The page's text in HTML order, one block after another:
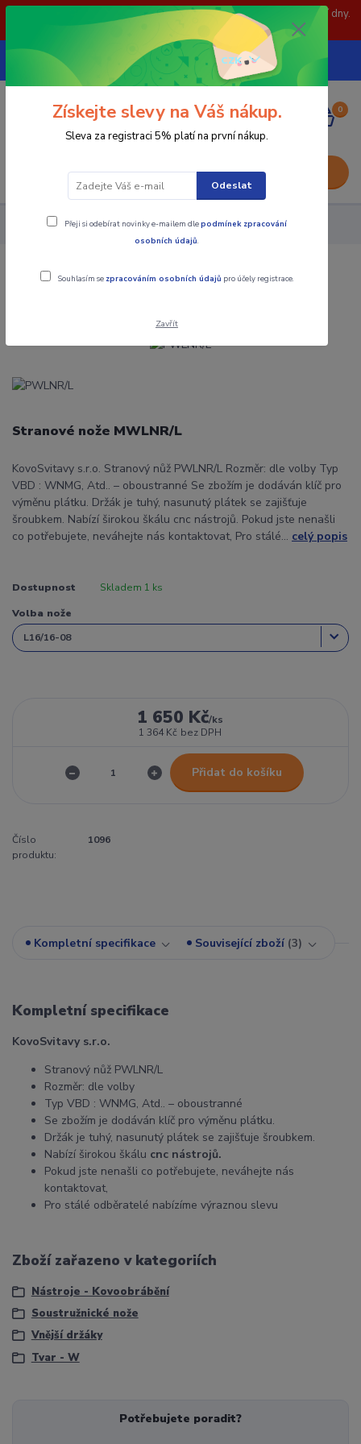
POZOR: 31.7 , 3.8 a 5.8- zavřeno. objednávky odešleme následující dny.
Děkujeme za pochopení.
CZK
739252246
(Po-Pá, 8-15 hod.)
0
0,00 Kč
Nástroje - Kovoobrábění PWLNR/L
PWLNR/L
Stranové nože MWLNR/L
KovoSvitavy s.r.o. Stranový nůž PWLNR/L Rozměr: dle volby Typ
VBD : WNMG, Atd.. – oboustranné Se zbožím je dodáván klíč pro
výměnu plátku. Držák je tuhý, nasunutý plátek se zajišťuje
šroubkem. Nabízí širokou škálu cnc nástrojů. Pokud jste nenašli
co potřebujete, neváhejte nás kontaktovat, Pro stálé... celý popis
Dostupnost Skladem 1 ks
Volba nože
1 650 Kč/ks
1 364 Kč bez DPH
Přidat do košíku
Číslo
produktu:
1096
Kompletní specifikace Související zboží 3
Kompletní specifikace
KovoSvitavy s.r.o.
Stranový nůž PWLNR/L
Rozměr: dle volby
Typ VBD : WNMG, Atd.. – oboustranné
Se zbožím je dodáván klíč pro výměnu plátku.
Držák je tuhý, nasunutý plátek se zajišťuje šroubkem.
Nabízí širokou škálu cnc nástrojů.
Pokud jste nenašli co potřebujete, neváhejte nás
kontaktovat,
Pro stálé odběratelé nabízíme výraznou slevu
Zboží zařazeno v kategoriích
Nástroje - Kovoobrábění
Soustružnické nože
Vnější držáky
Tvar - W
Potřebujete poradit?
Získejte slevy na Váš nákup.
Sleva za registraci 5% platí na první nákup.
Odeslat
Přeji si odebírat novinky e-mailem dlepodmínek zpracování
osobních údajů.
Souhlasím se zpracováním osobních údajů pro účely registrace.
Zavřít